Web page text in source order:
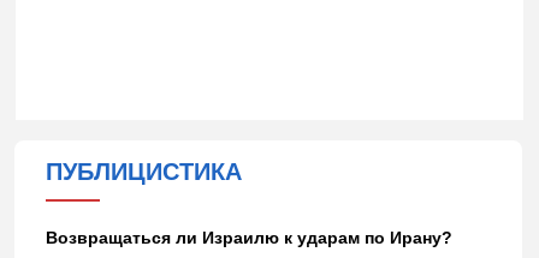
ПУБЛИЦИСТИКА
Возвращаться ли Израилю к ударам по Ирану?